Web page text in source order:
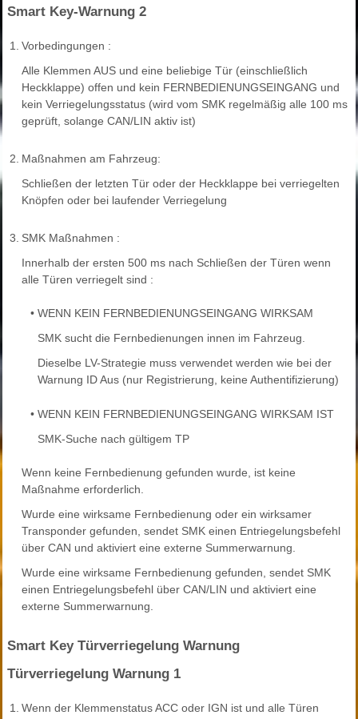
Smart Key-Warnung 2
1.
Vorbedingungen :
Alle Klemmen AUS und eine beliebige Tür (einschließlich
Heckklappe) offen und kein FERNBEDIENUNGSEINGANG und
kein Verriegelungsstatus (wird vom SMK regelmäßig alle 100 ms
geprüft, solange CAN/LIN aktiv ist)
2. Maßnahmen am Fahrzeug:
Schließen der letzten Tür oder der Heckklappe bei verriegelten
Knöpfen oder bei laufender Verriegelung
3. SMK Maßnahmen :
Innerhalb der ersten 500 ms nach Schließen der Türen wenn
alle Türen verriegelt sind :
• WENN KEIN FERNBEDIENUNGSEINGANG WIRKSAM
SMK sucht die Fernbedienungen innen im Fahrzeug.
Dieselbe LV-Strategie muss verwendet werden wie bei der
Warnung ID Aus (nur Registrierung, keine Authentifizierung)
• WENN KEIN FERNBEDIENUNGSEINGANG WIRKSAM IST
SMK-Suche nach gültigem TP
Wenn keine Fernbedienung gefunden wurde, ist keine
Maßnahme erforderlich.
Wurde eine wirksame Fernbedienung oder ein wirksamer
Transponder gefunden, sendet SMK einen Entriegelungsbefehl
über CAN und aktiviert eine externe Summerwarnung.
Wurde eine wirksame Fernbedienung gefunden, sendet SMK
einen Entriegelungsbefehl über CAN/LIN und aktiviert eine
externe Summerwarnung.
Smart Key Türverriegelung Warnung
Türverriegelung Warnung 1
1.
Wenn der Klemmenstatus ACC oder IGN ist und alle Türen